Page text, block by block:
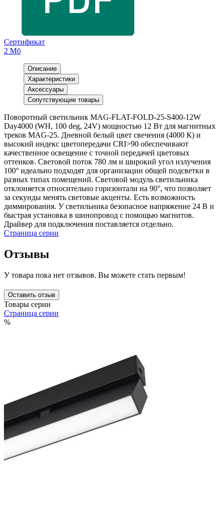
Сертификат
2 Мб
Описание
Характеристики
Аксессуары
Сопутствующие товары
Поворотный светильник MAG-FLAT-FOLD-25-S400-12W
Day4000 (WH, 100 deg, 24V) мощностью 12 Вт для магнитных
треков MAG-25. Дневной белый цвет свечения (4000 К) и
высокий индекс цветопередачи CRI>90 обеспечивают
качественное освещение с точной передачей цветовых
оттенков. Световой поток 780 лм и широкий угол излучения
100° идеально подходят для организации общей подсветки в
разных типах помещений. Световой модуль светильника
отклоняется относительно горизонтали на 90°, что позволяет
за секунды менять световые акценты. Есть возможность
диммирования. У светильника безопасное напряжение 24 В и
быстрая установка в шинопровод с помощью магнитов.
Драйвер для подключения поставляется отдельно.
Страница серии
Отзывы
У товара пока нет отзывов. Вы можете стать первым!
Оставить отзыв
Товары серии
Страница серии
%